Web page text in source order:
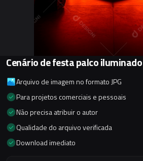
Cenário de festa palco iluminado
Arquivo de imagem no formato JPG
Para projetos comerciais e pessoais
Não precisa atribuir o autor
Qualidade do arquivo verificada
Download imediato